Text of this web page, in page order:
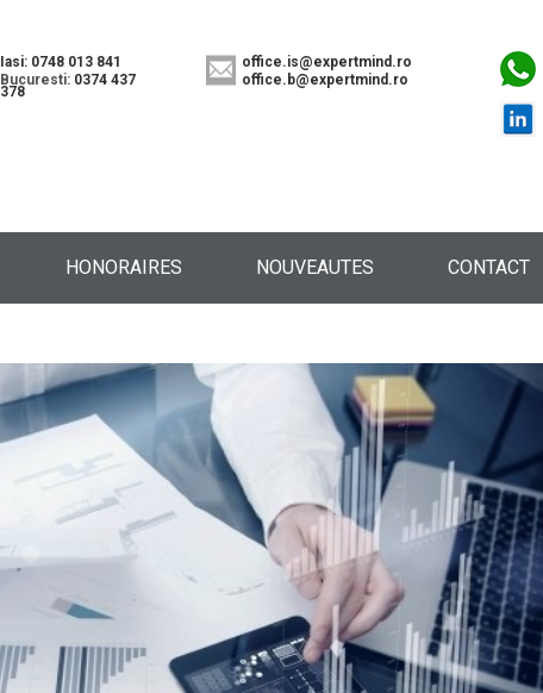
Iasi: 0748 013 841
Bucuresti: 0374 437
378
office.is@expertmind.ro
office.b@expertmind.ro
HONORAIRES NOUVEAUTES CONTACT